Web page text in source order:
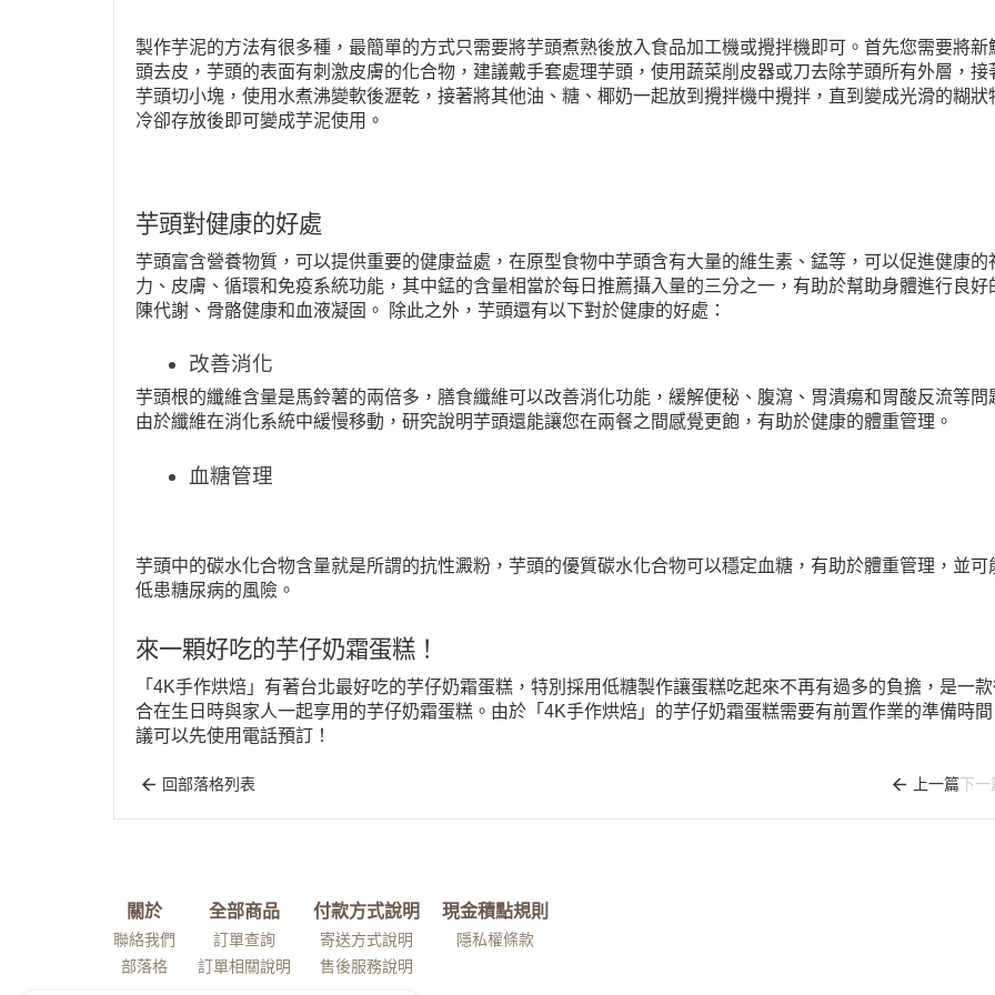
製作芋泥的方法有很多種，最簡單的方式只需要將芋頭煮熟後放入食品加工機或攪拌機即可。首先您需要將新
頭去皮，芋頭的表面有刺激皮膚的化合物，建議戴手套處理芋頭，使用蔬菜削皮器或刀去除芋頭所有外層，接
芋頭切小塊，使用水煮沸變軟後瀝乾，接著將其他油、糖、椰奶一起放到攪拌機中攪拌，直到變成光滑的糊狀
冷卻存放後即可變成芋泥使用。
芋頭對健康的好處
芋頭富含營養物質，可以提供重要的健康益處，在原型食物中芋頭含有大量的維生素、錳等，可以促進健康的
力、皮膚、循環和免疫系統功能，其中錳的含量相當於每日推薦攝入量的三分之一，有助於幫助身體進行良好
陳代謝、骨骼健康和血液凝固。 除此之外，芋頭還有以下對於健康的好處：
改善消化
芋頭根的纖維含量是馬鈴薯的兩倍多，膳食纖維可以改善消化功能，緩解便秘、腹瀉、胃潰瘍和胃酸反流等問
由於纖維在消化系統中緩慢移動，研究說明芋頭還能讓您在兩餐之間感覺更飽，有助於健康的體重管理。
血糖管理
芋頭中的碳水化合物含量就是所謂的抗性澱粉，芋頭的優質碳水化合物可以穩定血糖，有助於體重管理，並可
低患糖尿病的風險。
來一顆好吃的芋仔奶霜蛋糕！
「4K手作烘焙」有著台北最好吃的芋仔奶霜蛋糕，特別採用低糖製作讓蛋糕吃起來不再有過多的負擔，是一
合在生日時與家人一起享用的芋仔奶霜蛋糕。由於「4K手作烘焙」的芋仔奶霜蛋糕需要有前置作業的準備時
議可以先使用電話預訂！
回部落格列表 上一篇下一
關於
聯絡我們
部落格
全部商品
訂單查詢
訂單相關說明
付款方式說明
寄送方式說明
售後服務說明
現金積點規則
隱私權條款